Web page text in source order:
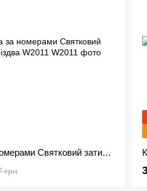
Картина за номерами Святковий затишок різдва W2011
грн